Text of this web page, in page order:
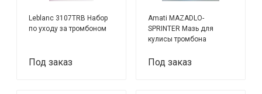
Leblanc 3107TRB Набор
по уходу за тромбоном
Под заказ
Amati MAZADLO-
SPRINTER Мазь для
кулисы тромбона
Под заказ